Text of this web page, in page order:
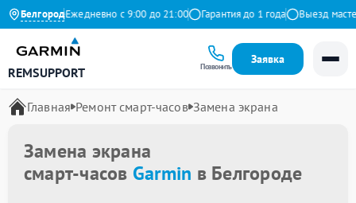
Белгород
Яндекс Ежедневно с 9:00 до 21:00 Гарантия до 1 года Выезд мастера
REMSUPPORT Позвонить
Заявка
Главная Ремонт смарт-часов Замена экрана
Замена экрана
смарт-часов Garmin в Белгороде